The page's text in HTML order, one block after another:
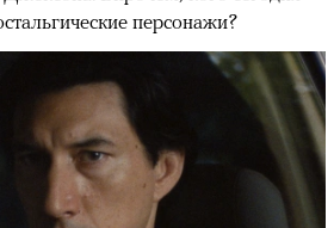
персонажи?